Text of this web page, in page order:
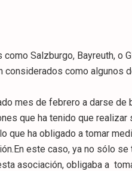
Salzburgo, Bayreuth, o
como algunos
mes de febrero a darse de
que ha tenido que realizar
que ha obligado a tomar
este caso, ya no sólo se
asociación, obligaba a